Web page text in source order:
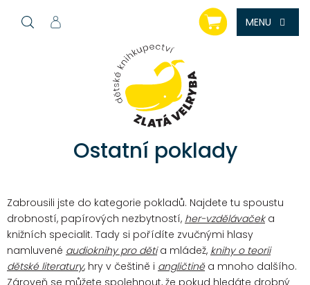
NÁKUPNÍ
KOŠÍK
Ostatní poklady
Zabrousili jste do kategorie pokladů. Najdete tu spoustu
drobností, papírových nezbytností, her-vzdělávačeka
knižních specialit. Tady si pořídíte zvučnými hlasy
namluvené audioknihy pro děti a mládež, knihy o teorii
dětské literatury, hry v češtině i angličtině a mnoho dalšího.
Zároveň se můžete spolehnout, že pokud hledáte drobný